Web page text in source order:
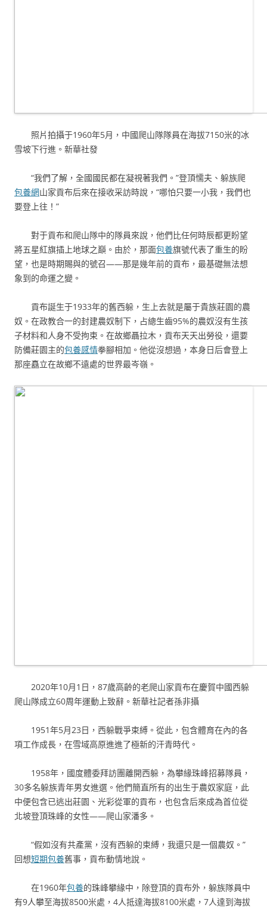
照片拍攝于1960年5月，中國爬山隊隊員在海拔7150米的冰
雪坡下行進。新華社發
“我們了解，全國國民都在凝視著我們。”登頂懦夫、躲族爬
包養網山家貢布后來在接收采訪時說，“哪怕只要一小我，我們也
要登上往！”
對于貢布和爬山隊中的隊員來說，他們比任何時辰都更盼望
將五星紅旗插上地球之巔。由於，那面包養旗號代表了重生的盼
望，也是時期賜與的號召——那是幾年前的貢布，最基礎無法想
象到的命運之變。
貢布誕生于1933年的舊西躲，生上去就是屬于貴族莊園的農
奴。在政教合一的封建農奴制下，占總生齒95%的農奴沒有生孩
子材料和人身不受拘束。在故鄉聶拉木，貢布天天出勞役，還要
防備莊園主的包養感情拳腳相加。他從沒想過，本身日后會登上
那座矗立在故鄉不遠處的世界最岑嶺。
2020年10月1日，87歲高齡的老爬山家貢布在慶賀中國西躲
爬山隊成立60周年運動上致辭。新華社記者孫非攝
1951年5月23日，西躲戰爭束縛。從此，包含體育在內的各
項工作成長，在雪域高原進進了極新的汗青時代。
1958年，國度體委拜訪團離開西躲，為攀緣珠峰招募隊員，
30多名躲族青年男女進選。他們簡直所有的出生于農奴家庭，此
中便包含已逃出莊園、光彩從軍的貢布，也包含后來成為首位從
北坡登頂珠峰的女性——爬山家潘多。
“假如沒有共產黨，沒有西躲的束縛，我還只是一個農奴。”
回想短期包養舊事，貢布動情地說。
在1960年包養的珠峰攀緣中，除登頂的貢布外，躲族隊員中
有9人攀至海拔8500米處，4人抵達海拔8100米處，7人達到海拔